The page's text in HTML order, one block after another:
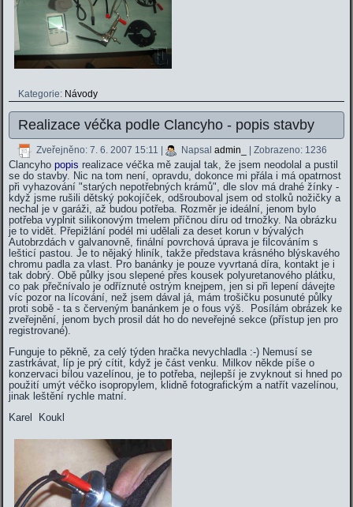
Kategorie: Návody
Realizace véčka podle Clancyho - popis stavby
Zveřejněno: 7. 6. 2007 15:11 | Napsaladmin_ | Zobrazeno: 1236
Clancyhopopis realizace véčka mě zaujal tak, že jsem neodolal a pustil
se do stavby. Nic na tom není, opravdu, dokonce mi přála i má opatrnost
při vyhazování "starých nepotřebných krámů", dle slov má drahé žínky -
když jsme rušili dětský pokojíček, odšrouboval jsem od stolků nožičky a
nechal je v garáži, až budou potřeba. Rozměr je ideální, jenom bylo
potřeba vyplnit silikonovým tmelem příčnou díru od trnožky. Na obrázku
je to vidět. Přepižlání podél mi udělali za deset korun v bývalých
Autobrzdách v galvanovně, finální povrchová úprava je filcováním s
lešticí pastou. Je to nějaký hliník, takže představa krásného blýskavého
chromu padla za vlast. Pro banánky je pouze vyvrtaná díra, kontakt je i
tak dobrý. Obě půlky jsou slepené přes kousek polyuretanového plátku,
co pak přečnívalo je odříznuté ostrým knejpem, jen si při lepení dávejte
víc pozor na lícování, než jsem dával já, mám trošičku posunuté půlky
proti sobě - ta s červeným banánkem je o fous výš. Posílám obrázek ke
zveřejnění, jenom bych prosil dát ho do neveřejné sekce (přístup jen pro
registrované).
Funguje to pěkně, za celý týden hračka nevychladla :-) Nemusí se
zastrkávat, líp je prý cítit, když je část venku. Milkov někde píše o
konzervaci bílou vazelínou, je to potřeba, nejlepší je zvyknout si hned po
použití umýt véčko isopropylem, klidně fotografickým a natřít vazelínou,
jinak leštění rychle matní.
Karel Koukl